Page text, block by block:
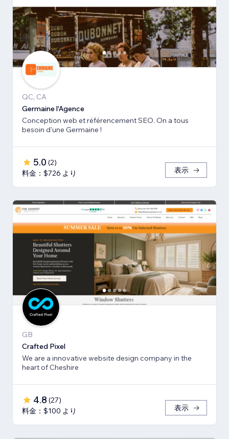
QC, CA
Germaine l'Agence
Conception web et référencement SEO. On a tous
besoin d'une Germaine !
5.0 (2)
料金：$726 より
表示
GB
Crafted Pixel
We are a innovative website design company in the
heart of Cheshire
4.8 (27)
料金：$100 より
表示